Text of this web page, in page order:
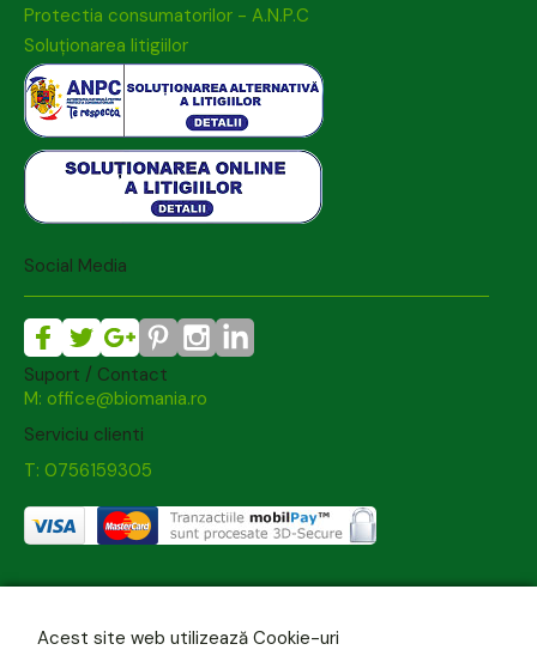
Protectia consumatorilor - A.N.P.C
Soluționarea litigiilor
Social Media
Suport / Contact
M: office@biomania.ro
Serviciu clienti
T: 0756159305
Acest site web utilizează Cookie-uri